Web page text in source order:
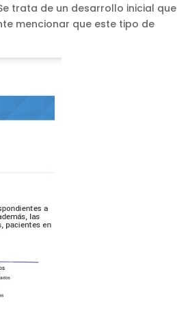
trata de un desarrollo inicial que
mencionar que este tipo de